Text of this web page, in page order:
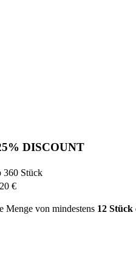
DISCOUNT
360 Stück
€
Menge von mindestens 12 Stück